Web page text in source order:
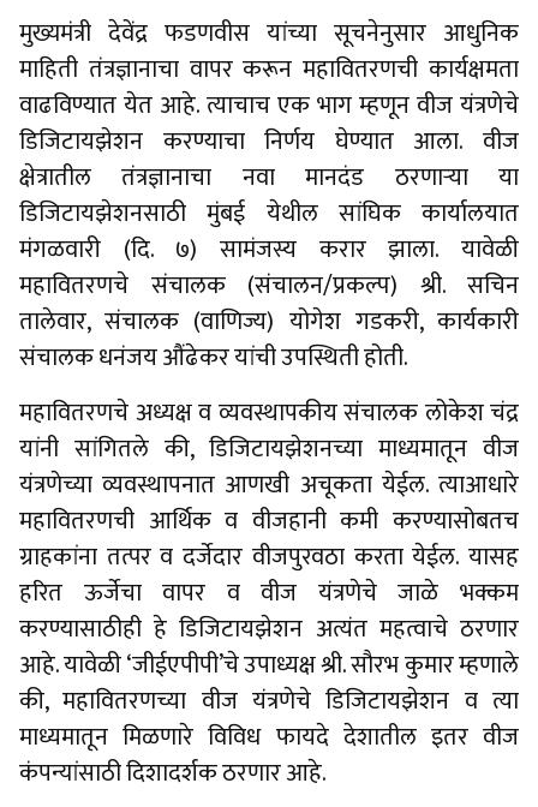
मुख्यमंत्री देवेंद्र फडणवीस यांच्या सूचनेनुसार आधुनिक
माहिती तंत्रज्ञानाचा वापर करून महावितरणची कार्यक्षमता
वाढविण्यात येत आहे. त्याचाच एक भाग म्हणून वीज यंत्रणेचे
डिजिटायझेशन करण्याचा निर्णय घेण्यात आला. वीज
क्षेत्रातील तंत्रज्ञानाचा नवा मानदंड ठरणाऱ्या या
डिजिटायझेशनसाठी मुंबई येथील सांघिक कार्यालयात
मंगळवारी (दि. ७) सामंजस्य करार झाला. यावेळी
महावितरणचे संचालक (संचालन/प्रकल्प) श्री. सचिन
तालेवार, संचालक (वाणिज्य) योगेश गडकरी, कार्यकारी
संचालक धनंजय औंढेकर यांची उपस्थिती होती.
महावितरणचे अध्यक्ष व व्यवस्थापकीय संचालक लोकेश चंद्र
यांनी सांगितले की, डिजिटायझेशनच्या माध्यमातून वीज
यंत्रणेच्या व्यवस्थापनात आणखी अचूकता येईल. त्याआधारे
महावितरणची आर्थिक व वीजहानी कमी करण्यासोबतच
ग्राहकांना तत्पर व दर्जेदार वीजपुरवठा करता येईल. यासह
हरित ऊर्जेचा वापर व वीज यंत्रणेचे जाळे भक्कम
करण्यासाठीही हे डिजिटायझेशन अत्यंत महत्वाचे ठरणार
आहे. यावेळी ‘जीईएपीपी’चे उपाध्यक्ष श्री. सौरभ कुमार म्हणाले
की, महावितरणच्या वीज यंत्रणेचे डिजिटायझेशन व त्या
माध्यमातून मिळणारे विविध फायदे देशातील इतर वीज
कंपन्यांसाठी दिशादर्शक ठरणार आहे.